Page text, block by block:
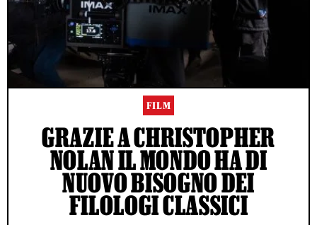
FILM
GRAZIE A CHRISTOPHER
NOLAN IL MONDO HA DI
NUOVO BISOGNO DEI
FILOLOGI CLASSICI